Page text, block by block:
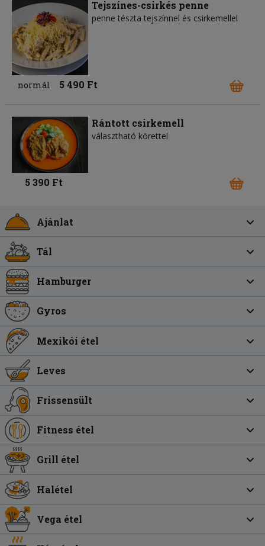
Tejszínes-csirkés penne
penne tészta tejszínnel és csirkemellel
normál 5 490 Ft
Rántott csirkemell
választható körettel
5 390 Ft
Ajánlat
Tál
Hamburger
Gyros
Mexikói étel
Leves
Frissensült
Fitness étel
Grill étel
Halétel
Vega étel